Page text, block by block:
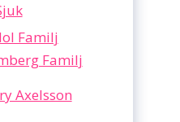
Familj
Familj
Axelsson